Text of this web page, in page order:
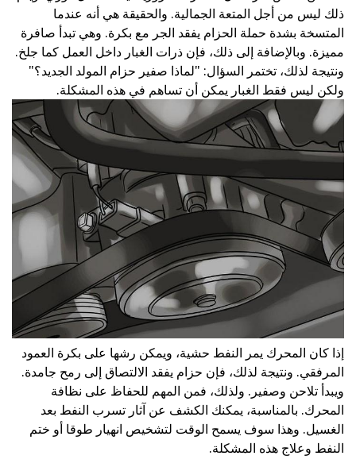
ذلك ليس من أجل المتعة الجمالية. والحقيقة هي أنه عندما
المتسخة بشدة حملة الحزام يفقد الجر مع بكرة. وهي تبدأ صافرة
مميزة. وبالإضافة إلى ذلك، فإن ذرات الغبار داخل العمل كما جلخ.
ونتيجة لذلك، تختمر السؤال: "لماذا صفير حزام المولد الجديد؟"
ولكن ليس فقط الغبار يمكن أن تساهم في هذه المشكلة.
إذا كان المحرك يمر النفط حشية، ويمكن رشها على بكرة العمود
المرفقي. ونتيجة لذلك، فإن حزام يفقد الالتصاق إلى رمح جامدة.
ويبدأ تلاحن وصفير. ولذلك، فمن المهم للحفاظ على نظافة
المحرك. بالمناسبة، يمكنك الكشف عن آثار تسرب النفط بعد
الغسيل. وهذا سوف يسمح الوقت لتشخيص انهيار طوقا أو ختم
النفط وعلاج هذه المشكلة.